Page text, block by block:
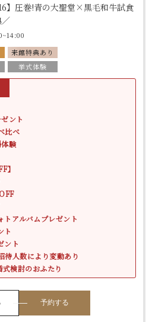
】圧巻!青の大聖堂×黒毛和牛試食
来館特典あり
挙式体験
ント
比べ
験
】
トアルバムプレゼント
ト
ント
人数により変動あり
検討のおふたり
予約する